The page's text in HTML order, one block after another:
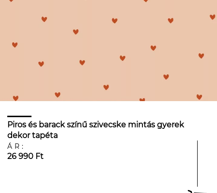
Piros és barack színű szivecske mintás gyerek
dekor tapéta
ÁR:
26 990 Ft